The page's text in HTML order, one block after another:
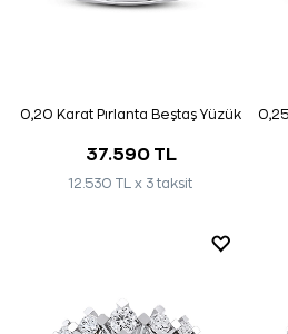
0,20 Karat Pırlanta Beştaş Yüzük
37.590 TL
12.530 TL x 3 taksit